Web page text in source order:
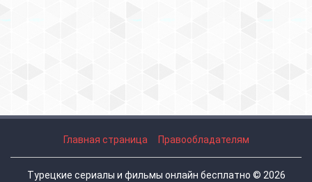
Главная страница Правообладателям
Турецкие сериалы и фильмы онлайн бесплатно © 2026